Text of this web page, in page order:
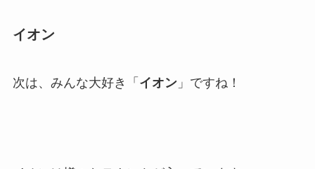
イオン
次は、みんな大好き「 イオン」ですね！